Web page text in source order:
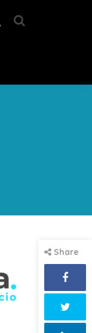
Share